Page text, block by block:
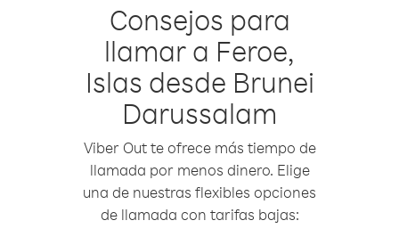
Consejos para
llamar a Feroe,
Islas desde Brunei
Darussalam
Viber Out te ofrece más tiempo de
llamada por menos dinero. Elige
una de nuestras flexibles opciones
de llamada con tarifas bajas: